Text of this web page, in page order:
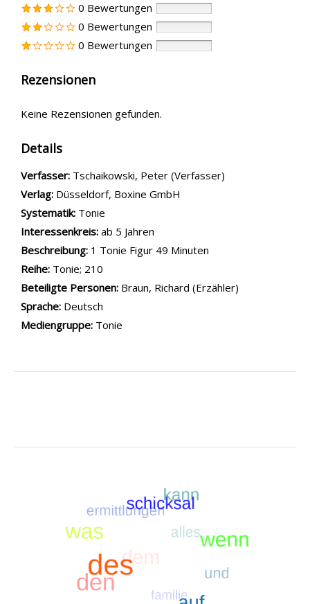
0 Bewertungen
0 Bewertungen
0 Bewertungen
Rezensionen
Keine Rezensionen gefunden.
Details
Verfasser: Suche nach diesem Verfasser
Tschaikowski, Peter (Verfasser)
Verlag: Düsseldorf, Boxine GmbH
opens in new tab
Diesen Link in neuem Tab öffnen
Systematik: Suche nach dieser Systematik
Tonie
Interessenkreis: Suche nach diesem Interessenskreis
ab 5 Jahren
Beschreibung: 1 Tonie Figur 49 Minuten
Reihe: Tonie; 210
Beteiligte Personen: Suche nach dieser Beteiligten Person
Braun, Richard (Erzähler)
Sprache: Deutsch
Mediengruppe: Tonie